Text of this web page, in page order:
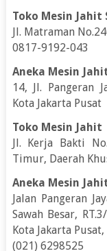
Toko Mesin Jahit
Jl. Matraman
0817-9192-043
Aneka Mesin
14, Jl. Pangeran
Kota Jakarta Pusat
Toko Mesin Jahit
Jl. Kerja Bakti
Timur, Daerah
Aneka Mesin
Jalan Pangeran
Sawah Besar,
Kota Jakarta
(021) 6298525